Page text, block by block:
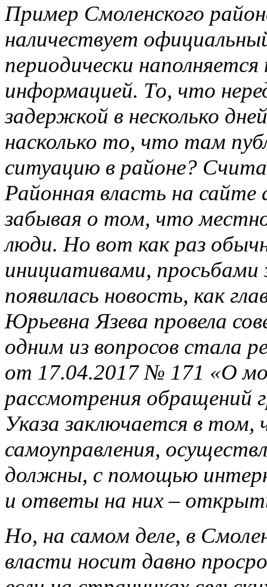
Пример Смоленского
наличествует
периодически
информацией. То, что
задержкой в несколько
насколько то, что там
ситуацию в районе?
Районная власть на
забывая о том, что
люди. Но вот как раз
инициативами, просьбами
появилась новость, как
Юрьевна Язева провела
одним из вопросов стала
от 17.04.2017 № 171 «О
рассмотрения обращений
Указа заключается в том,
самоуправления,
должны, с помощью
и ответы на них –
Но, на самом деле, в
власти носит давно